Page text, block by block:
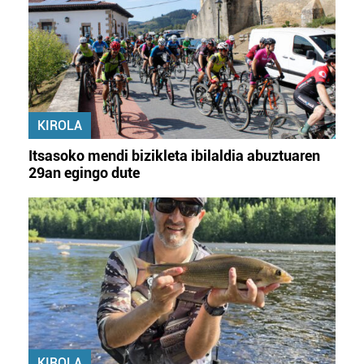
erabiltzeko baimen esplizitua ematen diguzu.Gehiago
irakurri
KIROLA
Itsasoko mendi bizikleta ibilaldia abuztuaren
29an egingo dute